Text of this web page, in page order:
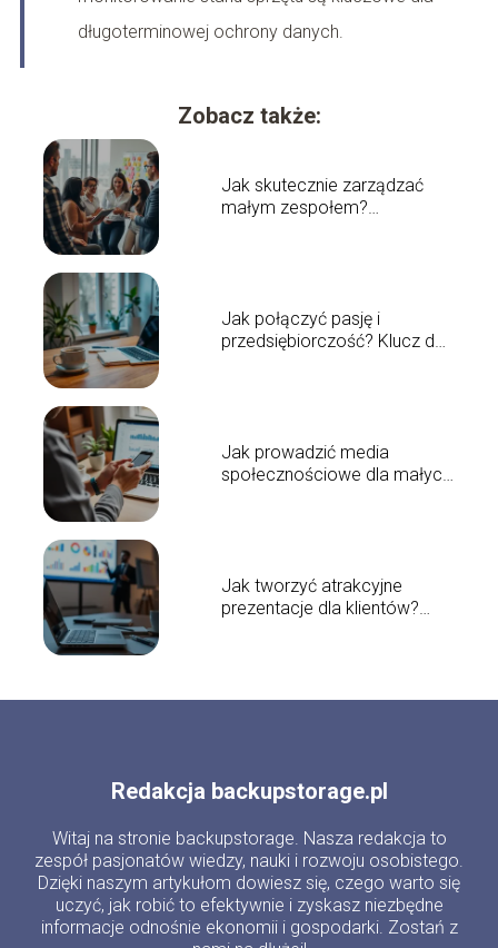
długoterminowej ochrony danych.
Zobacz także:
Jak skutecznie zarządzać
małym zespołem?
Jak połączyć pasję i
przedsiębiorczość? Klucz do
Jak prowadzić media
społecznościowe dla małych
Jak tworzyć atrakcyjne
prezentacje dla klientów?
Redakcja backupstorage.pl
Witaj na stronie backupstorage. Nasza redakcja to
zespół pasjonatów wiedzy, nauki i rozwoju osobistego.
Dzięki naszym artykułom dowiesz się, czego warto się
uczyć, jak robić to efektywnie i zyskasz niezbędne
informacje odnośnie ekonomii i gospodarki. Zostań z